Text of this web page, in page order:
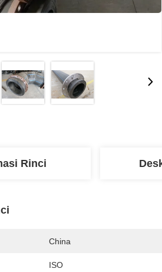
Rinci
China
ISO